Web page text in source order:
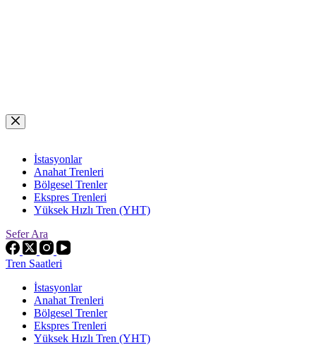
Skip
to
İstasyonlar
Anahat Trenleri
Bölgesel Trenler
Ekspres Trenleri
Yüksek Hızlı Tren (YHT)
Sefer Ara
Tren Saatleri
İstasyonlar
Anahat Trenleri
Bölgesel Trenler
Ekspres Trenleri
Yüksek Hızlı Tren (YHT)